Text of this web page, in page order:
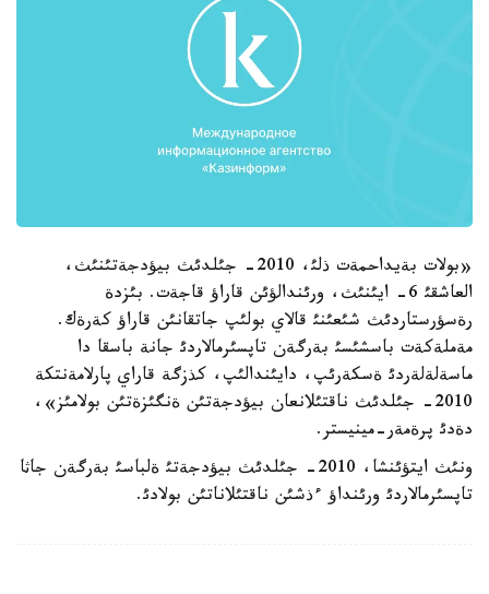
«بولات بةيداحمةت ذلئ، 2010- جئلدئث بيؤدجةتئنئث،
العاشقئ 6- ايئنئث، ورئندالؤئن قاراؤ قاجةت. بئزدة
رةسؤرستاردئث شئعئنئ قالاي بولئپ جاتقانئن قاراؤ كةرةك.
مةملةكةت باسشئسئ بةرگةن تاپسئرمالاردئ جانة باسقا دا
ماسةلةلةردئ ةسكةرئپ، دايئندالئپ، كذزگة قاراي پارلامةنتكة
2010- جئلدئث ناقتئلانعان بيؤدجةتئن ةنگئزةتئن بولامئز»،
دةدئ پرةمةر-مينيستر.
ونئث ايتؤئنشا، 2010- جئلدئث بيؤدجةتئ ةلباسئ بةرگةن جاثا
تاپسئرمالاردئ ورئنداؤ ءذشئن ناقتئلاناتئن بولادئ.